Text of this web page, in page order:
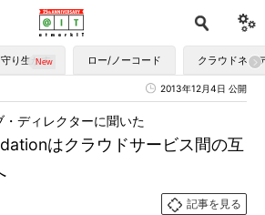
り生かす ロー/ノーコード クラウドネイ
2013年12月4日 公開
はクラウドサービス間の互
ディレクターに聞いた
記事を見る